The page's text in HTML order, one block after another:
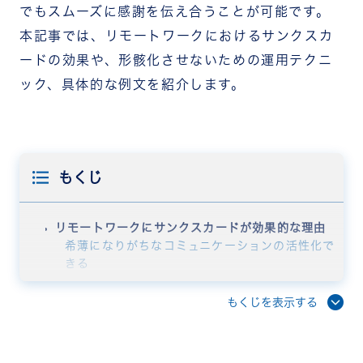
でもスムーズに感謝を伝え合うことが可能です。
本記事では、リモートワークにおけるサンクスカ
ードの効果や、形骸化させないための運用テクニ
ック、具体的な例文を紹介します。
もくじ
リモートワークにサンクスカードが効果的な理由
希薄になりがちなコミュニケーションの活性化で
きる
もくじを表示する